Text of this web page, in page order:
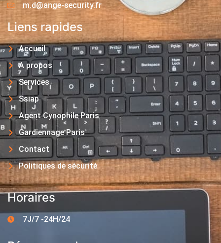
m.d@ange-security.fr
Liens rapides
Accueil
A propos
Services
Ssiap
Agent Cynophile Paris
Gardiennage Paris
Contact
Politiques de sécurité
Horaires
7J/7 -24H/24